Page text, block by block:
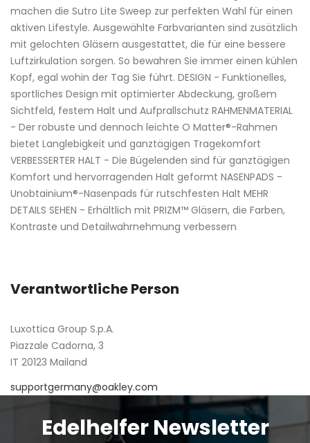
machen die Sutro Lite Sweep zur perfekten Wahl für einen
aktiven Lifestyle. Ausgewählte Farbvarianten sind zusätzlich
mit gelochten Gläsern ausgestattet, die für eine bessere
Luftzirkulation sorgen. So bewahren Sie immer einen kühlen
Kopf, egal wohin der Tag Sie führt. DESIGN - Funktionelles,
sportliches Design mit optimierter Abdeckung, großem
Sichtfeld, festem Halt und Aufprallschutz RAHMENMATERIAL
- Der robuste und dennoch leichte O Matter®-Rahmen
bietet Langlebigkeit und ganztägigen Tragekomfort
VERBESSERTER HALT - Die Bügelenden sind für ganztägigen
Komfort und hervorragenden Halt geformt NASENPADS -
Unobtainium®-Nasenpads für rutschfesten Halt MEHR
DETAILS SEHEN - Erhältlich mit PRIZM™ Gläsern, die Farben,
Kontraste und Detailwahrnehmung verbessern
Verantwortliche Person
Luxottica Group S.p.A.
Piazzale Cadorna, 3
IT 20123 Mailand
supportgermany@oakley.com
Edelhelfer Newsletter